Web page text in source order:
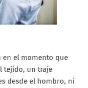
en el momento que
tejido, un traje
desde el hombro, ni